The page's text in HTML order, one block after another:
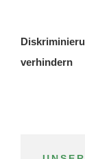
verhindern